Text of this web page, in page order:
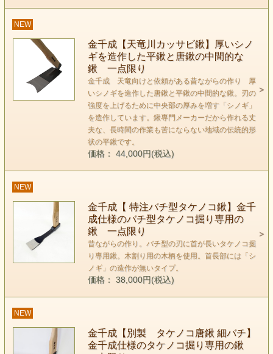
NEW
金千成【天竜川カッサビ鍬】厚いシノ
ギを造作した平鍬と唐鍬の中間的な
鍬 一点限り
金千成 天竜向けと依頼がある昔ながらの作り 厚
いシノギを造作した唐鍬と平鍬の中間的な鍬。刃の
強度を上げるために中央部の厚みを増す「シノギ」
を造作しています。鍬専門メーカーだから作れる丈
夫な、長時間の作業も苦にならない地域の伝統的形
状の平鍬です。
価格： 44,000円(税込)
NEW
金千成【 特注バチ型タケノコ鍬】金千
成仕様のバチ型タケノコ掘り専用の
鍬 一点限り
昔ながらの作り。バチ型の刃に首が長いタケノコ掘
り専用鍬。木割り用の木柄を使用。首長部には「シ
ノギ」の造作が無いタイプ。
価格： 38,000円(税込)
NEW
金千成【別製 タケノコ唐鍬 細バチ】
金千成仕様のタケノコ掘り専用の鍬